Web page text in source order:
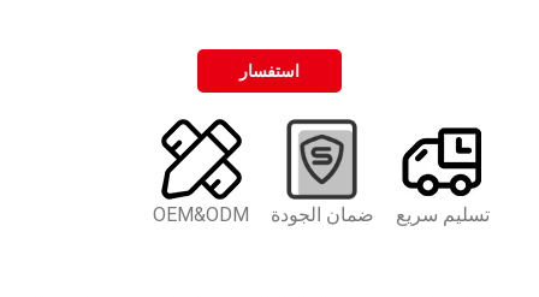
استفسار
تسليم سريع ضمان الجودة OEM&ODM